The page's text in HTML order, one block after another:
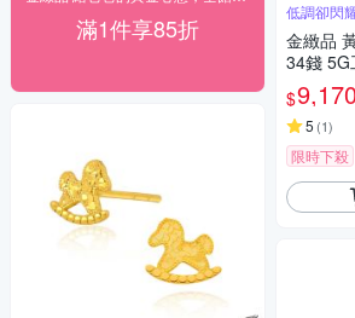
滿1件享85折
低調卻閃
金緻品
34錢 5G
$
5 (1)
限時下殺